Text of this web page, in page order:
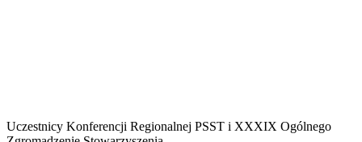
Uczestnicy Konferencji Regionalnej PSST i XXXIX Ogólnego